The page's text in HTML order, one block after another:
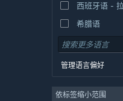
西班牙语 -
希腊语
管理语言偏好
依标签缩小范围